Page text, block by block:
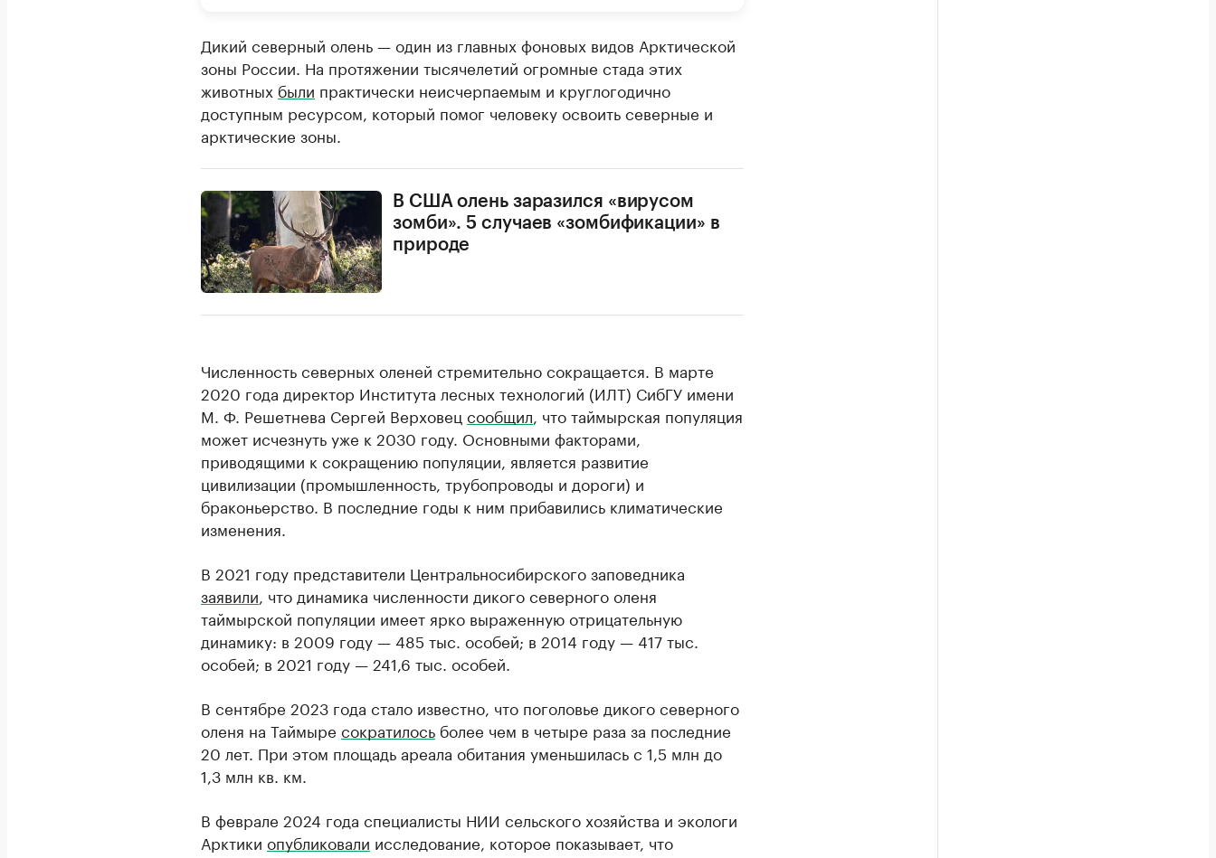
Дикий северный олень — один из главных фоновых видов Арктической
зоны России. На протяжении тысячелетий огромные стада этих
животных были практически неисчерпаемым и круглогодично
доступным ресурсом, который помог человеку освоить северные и
арктические зоны.
В США олень заразился «вирусом
зомби». 5 случаев «зомбификации» в
природе
Численность северных оленей стремительно сокращается. В марте
2020 года директор Института лесных технологий (ИЛТ) СибГУ имени
М. Ф. Решетнева Сергей Верховец сообщил , что таймырская популяция
может исчезнуть уже к 2030 году. Основными факторами,
приводящими к сокращению популяции, является развитие
цивилизации (промышленность, трубопроводы и дороги) и
браконьерство. В последние годы к ним прибавились климатические
изменения.
В 2021 году представители Центральносибирского заповедника
заявили , что динамика численности дикого северного оленя
таймырской популяции имеет ярко выраженную отрицательную
динамику: в 2009 году — 485 тыс. особей; в 2014 году — 417 тыс.
особей; в 2021 году — 241,6 тыс. особей.
В сентябре 2023 года стало известно, что поголовье дикого северного
оленя на Таймыре сократилось более чем в четыре раза за последние
20 лет. При этом площадь ареала обитания уменьшилась с 1,5 млн до
1,3 млн кв. км.
В феврале 2024 года специалисты НИИ сельского хозяйства и экологи
Арктики опубликовали исследование, которое показывает, что